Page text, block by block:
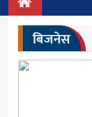
देश/प्रदेश
राजनीति
बिजनेस